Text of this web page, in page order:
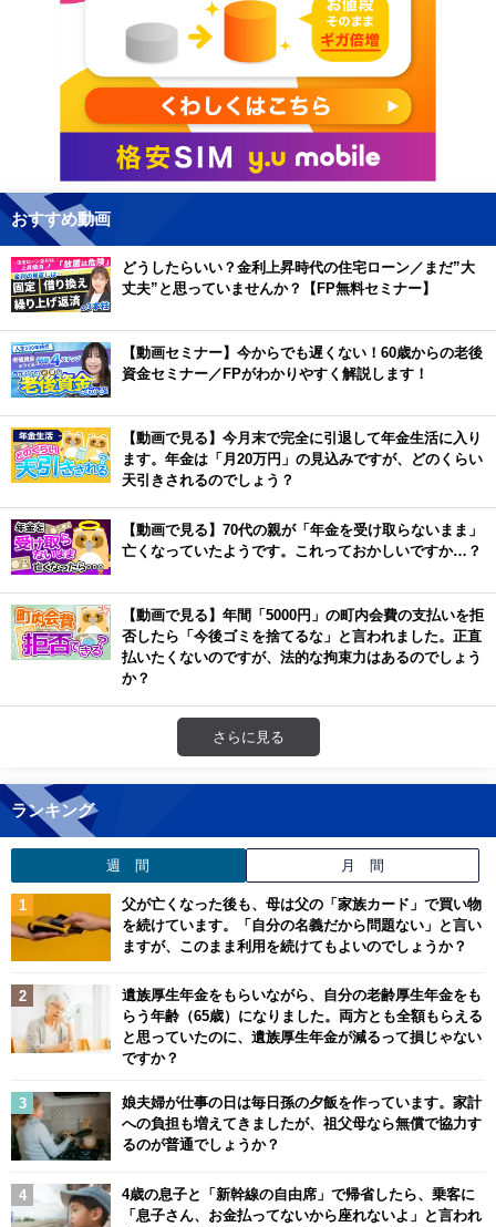
おすすめ動画
どうしたらいい？金利上昇時代の住宅ローン／まだ”大
丈夫”と思っていませんか？【FP無料セミナー】
【動画セミナー】今からでも遅くない！60歳からの老後
資金セミナー／FPがわかりやすく解説します！
【動画で見る】今月末で完全に引退して年金生活に入り
ます。年金は「月20万円」の見込みですが、どのくらい
天引きされるのでしょう？
【動画で見る】70代の親が「年金を受け取らないまま」
亡くなっていたようです。これっておかしいですか…？
【動画で見る】年間「5000円」の町内会費の支払いを拒
否したら「今後ゴミを捨てるな」と言われました。正直
払いたくないのですが、法的な拘束力はあるのでしょう
か？
さらに見る
ランキング
週 間 月 間
父が亡くなった後も、母は父の「家族カード」で買い物
を続けています。「自分の名義だから問題ない」と言い
ますが、このまま利用を続けてもよいのでしょうか？
遺族厚生年金をもらいながら、自分の老齢厚生年金をも
らう年齢（65歳）になりました。両方とも全額もらえる
と思っていたのに、遺族厚生年金が減るって損じゃない
ですか？
娘夫婦が仕事の日は毎日孫の夕飯を作っています。家計
への負担も増えてきましたが、祖父母なら無償で協力す
るのが普通でしょうか？
4歳の息子と「新幹線の自由席」で帰省したら、乗客に
「息子さん、お金払ってないから座れないよ」と言われ